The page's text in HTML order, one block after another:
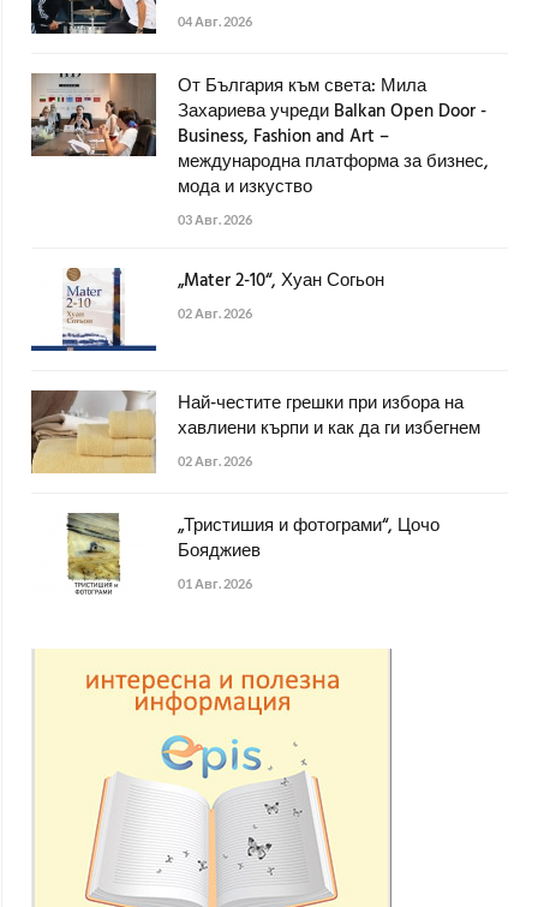
04 Авг. 2026
От България към света: Мила
Захариева учреди Balkan Open Door -
Business, Fashion and Art –
международна платформа за бизнес,
мода и изкуство
03 Авг. 2026
„Mater 2-10“, Хуан Согьон
02 Авг. 2026
Най-честите грешки при избора на
хавлиени кърпи и как да ги избегнем
02 Авг. 2026
„Тристишия и фотограми“, Цочо
Бояджиев
01 Авг. 2026